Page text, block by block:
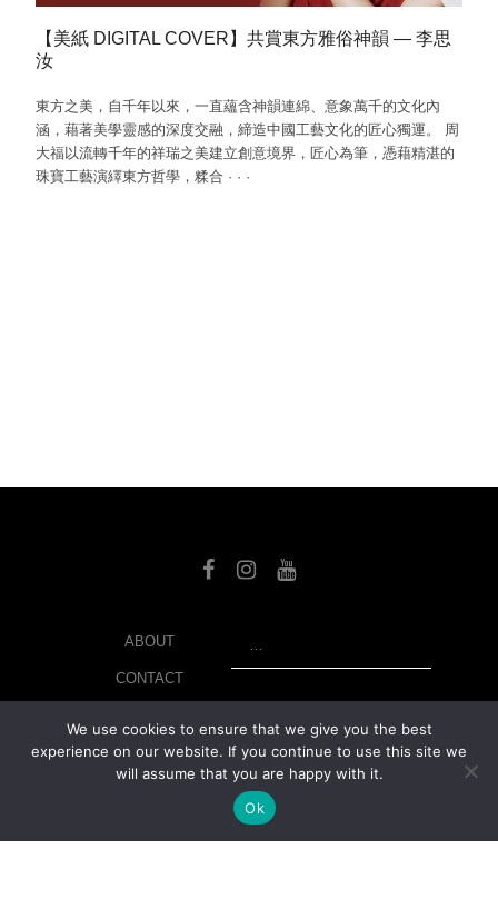
【美紙 DIGITAL COVER】共賞東方雅俗神韻 — 李思
汝
東方之美，自千年以來，一直蘊含神韻連綿、意象萬千的文化內
涵，藉著美學靈感的深度交融，締造中國工藝文化的匠心獨運。 周
大福以流轉千年的祥瑞之美建立創意境界，匠心為筆，憑藉精湛的
珠寶工藝演繹東方哲學，糅合 · · ·
ABOUT
CONTACT
MY ACCOUNT
We use cookies to ensure that we give you the best
experience on our website. If you continue to use this site we
will assume that you are happy with it.
Ok